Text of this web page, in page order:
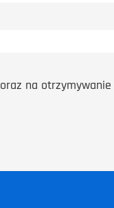
oraz na otrzymywanie